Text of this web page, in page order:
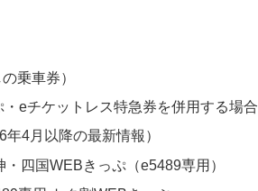
乗車券）
eチケットレス特急券を併用する場合
4月以降の最新情報）
四国WEBきっぷ（e5489専用）